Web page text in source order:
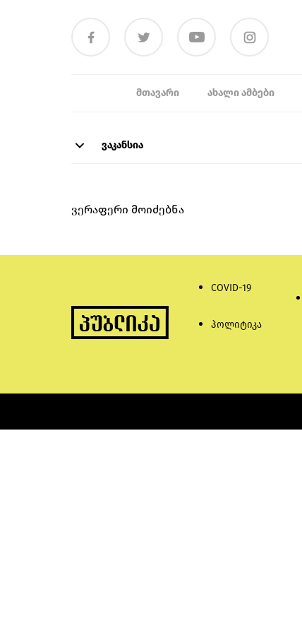
ᲛᲗᲐᲕᲐᲠᲘ ᲐᲮᲐᲚᲘ ᲐᲛᲑᲔᲑᲘ
ვაკანსია
ვერაფერი მოიძებნა
COVID-19
პოლიტიკა